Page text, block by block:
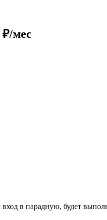
₽/мес
в парадную, будет